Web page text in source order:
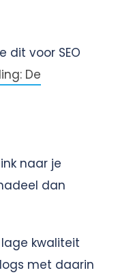
dit voor SEO
De
naar je
dan
kwaliteit
met daarin